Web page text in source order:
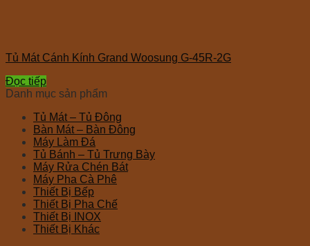
Tủ Mát Cánh Kính Grand Woosung G-45R-2G
Đọc tiếp
Danh mục sản phẩm
Tủ Mát – Tủ Đông
Bàn Mát – Bàn Đông
Máy Làm Đá
Tủ Bánh – Tủ Trưng Bày
Máy Rửa Chén Bát
Máy Pha Cà Phê
Thiết Bị Bếp
Thiết Bị Pha Chế
Thiết Bị INOX
Thiết Bị Khác